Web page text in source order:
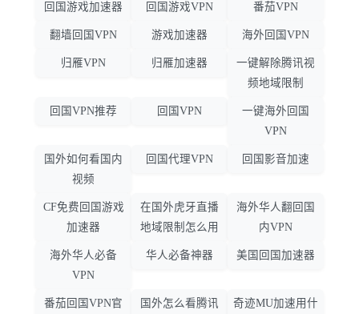
回国游戏加速器 回国游戏VPN 番茄VPN
翻墙回国VPN 游戏加速器 海外回国VPN
归雁VPN 归雁加速器
一键解除腾讯视
频地域限制
回国VPN推荐 回国VPN
一键海外回国
VPN
国外如何看国内
视频
回国代理VPN 回国影音加速
CF免费回国游戏
加速器
在国外虎牙直播
地域限制怎么用
海外华人翻回国
内VPN
海外华人必备
VPN
华人必备神器 美国回国加速器
番茄回国VPN官
国外怎么看腾讯
奇迹MU加速用什